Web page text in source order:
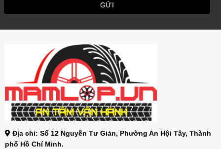
Địa chỉ: Số 12 Nguyễn Tư Giản, Phường An Hội Tây, Thành
phố Hồ Chí Minh.